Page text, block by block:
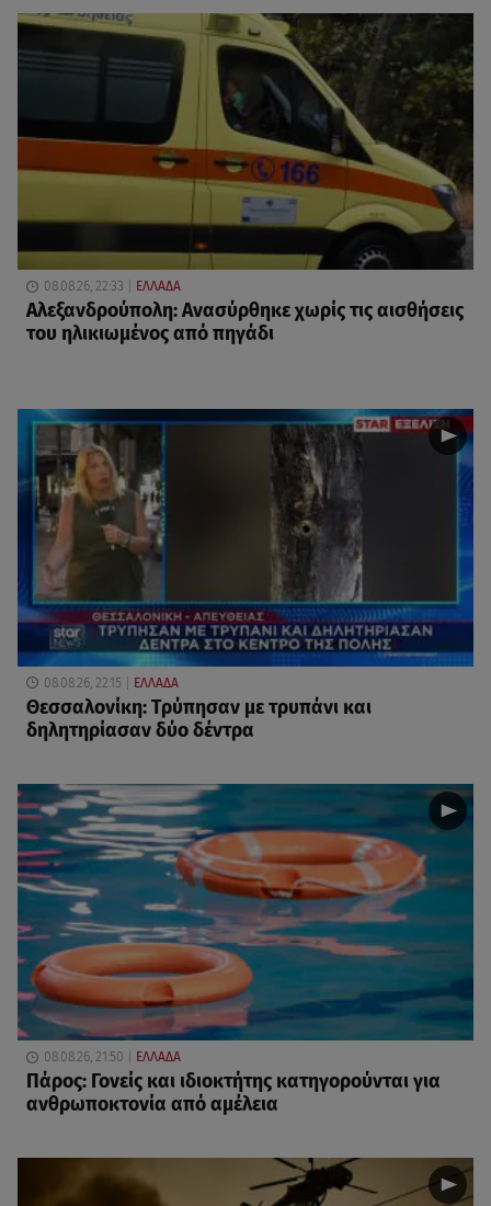
08.08.26, 22:33 ΕΛΛΑΔΑ
Αλεξανδρούπολη: Ανασύρθηκε χωρίς τις αισθήσεις
του ηλικιωμένος από πηγάδι
08.08.26, 22:15 ΕΛΛΑΔΑ
Θεσσαλονίκη: Τρύπησαν με τρυπάνι και
δηλητηρίασαν δύο δέντρα
08.08.26, 21:50 ΕΛΛΑΔΑ
Πάρος: Γονείς και ιδιοκτήτης κατηγορούνται για
ανθρωποκτονία από αμέλεια